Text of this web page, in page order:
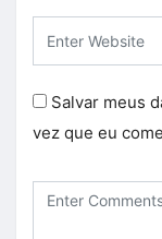
Salvar meus
vez que eu